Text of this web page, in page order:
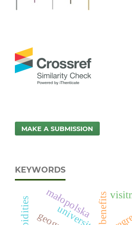
MAKE A SUBMISSION
KEYWORDS
university benefits
małopolska